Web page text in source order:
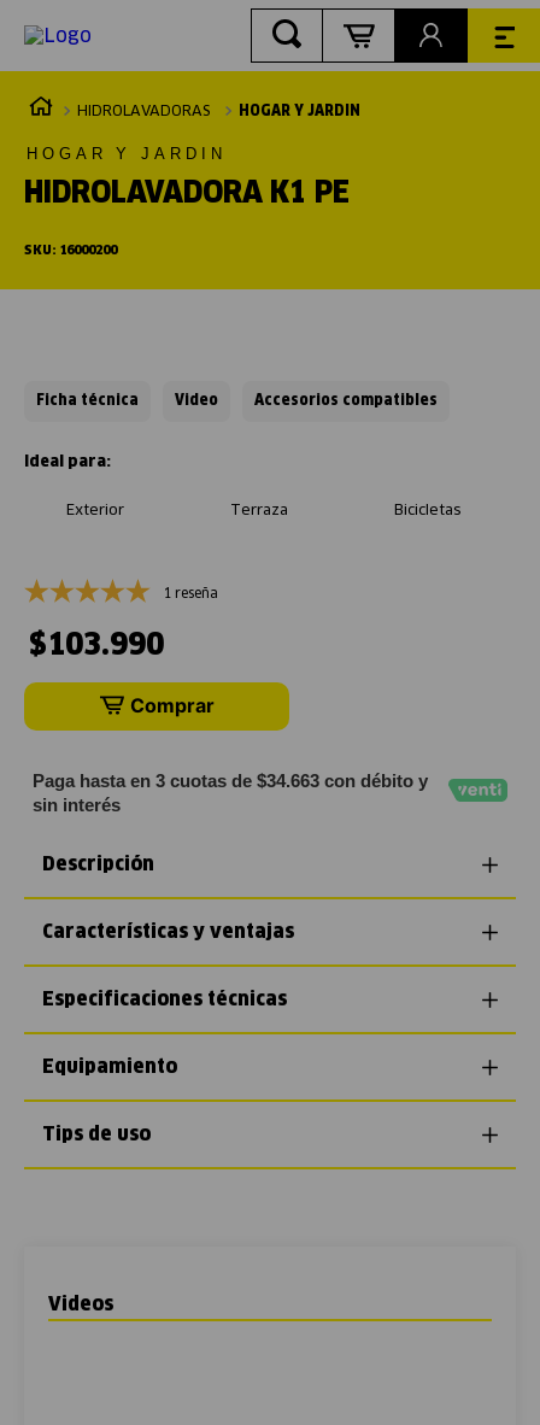
HIDROLAVADORAS HOGAR Y JARDIN
HOGAR Y JARDIN
HIDROLAVADORA K1 PE
SKU: 16000200
Ficha técnica Video Accesorios compatibles
Exterior Terraza Bicicletas
1 reseña
$103.990
Comprar
Paga hasta en 3 cuotas de $34.663 con débito y
sin interés
Descripción
Características y ventajas
Especificaciones técnicas
Equipamiento
Tips de uso
Videos